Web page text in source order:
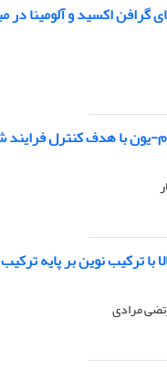
گرافن اکسید و آلومینا
با هدف کنترل فرایند
نوین بر پایه ترکیب
مرادی